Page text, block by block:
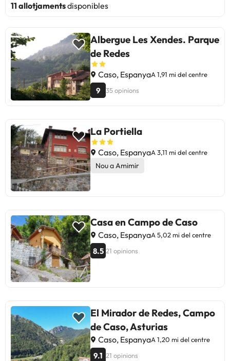
11 allotjamentsdisponibles
Albergue Les Xendes. Parque
de Redes
Caso, EspanyaA 1,91 mi del centre
9 35 opinions
La Portiella
Caso, EspanyaA 3,11 mi del centre
Nou a Amimir
Casa en Campo de Caso
Caso, EspanyaA 5,02 mi del centre
8.5 21 opinions
El Mirador de Redes, Campo
de Caso, Asturias
Caso, EspanyaA 1,20 mi del centre
9.1 21 opinions